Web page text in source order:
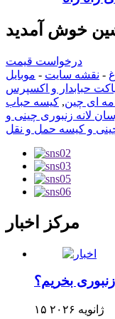
خوش آمدید
درخواست قیمت
- نقشه سایت -
حبابدار و اکسپرس
ای چین, کیسه حباب
لانه زنبوری چینی و
و کیسه حمل و نقل
مرکز اخبار
بخریم؟
۱۵ ژانویه ۲۰۲۶